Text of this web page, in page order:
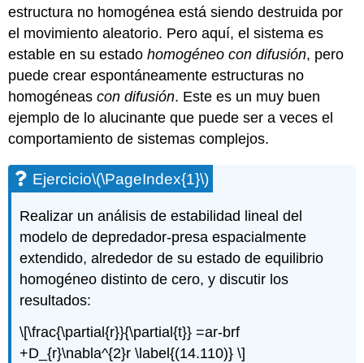
estructura no homogénea está siendo destruida por
el movimiento aleatorio. Pero aquí, el sistema es
estable en su estadohomogéneo con difusión, pero
puede crear espontáneamente estructuras no
homogéneascon difusión. Este es un muy buen
ejemplo de lo alucinante que puede ser a veces el
comportamiento de sistemas complejos.
Ejercicio\(\PageIndex{1}\)
Realizar un análisis de estabilidad lineal del
modelo de depredador-presa espacialmente
extendido, alrededor de su estado de equilibrio
homogéneo distinto de cero, y discutir los
resultados:
\[\frac{\partial{r}}{\partial{t}} =ar-brf
+D_{r}\nabla^{2}r \label{(14.110)} \]